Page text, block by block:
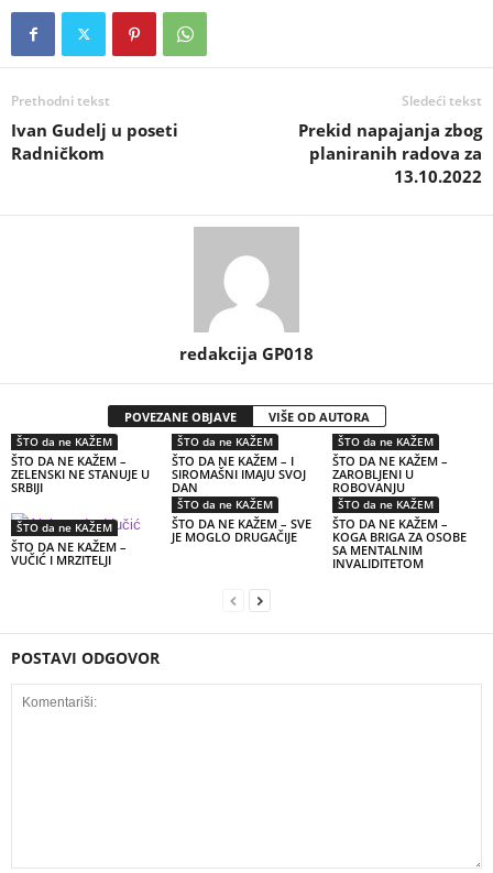
Prethodni tekst
Ivan Gudelj u poseti
Radničkom
Sledeći tekst
Prekid napajanja zbog
planiranih radova za
13.10.2022
redakcija GP018
POVEZANE OBJAVE VIŠE OD AUTORA
ŠTO da ne KAŽEM
ŠTO DA NE KAŽEM –
ZELENSKI NE STANUJE U
SRBIJI
ŠTO da ne KAŽEM
ŠTO DA NE KAŽEM – I
SIROMAŠNI IMAJU SVOJ
DAN
ŠTO da ne KAŽEM
ŠTO DA NE KAŽEM –
ZAROBLJENI U
ROBOVANJU
ŠTO da ne KAŽEM
ŠTO DA NE KAŽEM –
VUČIĆ I MRZITELJI
ŠTO da ne KAŽEM
ŠTO DA NE KAŽEM – SVE
JE MOGLO DRUGAČIJE
ŠTO da ne KAŽEM
ŠTO DA NE KAŽEM –
KOGA BRIGA ZA OSOBE
SA MENTALNIM
INVALIDITETOM
POSTAVI ODGOVOR